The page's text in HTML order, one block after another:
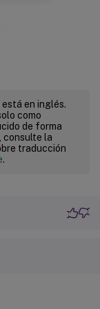
en inglés.
como
de forma
consulte la
traducción
.